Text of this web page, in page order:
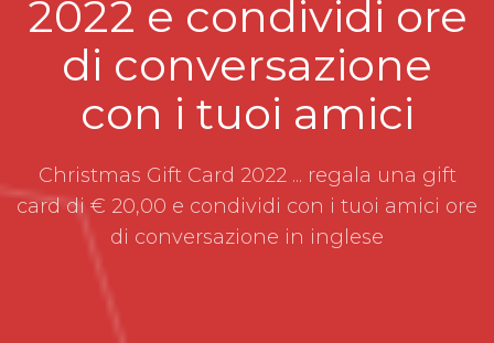
2022 e condividi ore
di conversazione
con i tuoi amici
Christmas Gift Card 2022 ... regala una gift
card di € 20,00 e condividi con i tuoi amici ore
di conversazione in inglese